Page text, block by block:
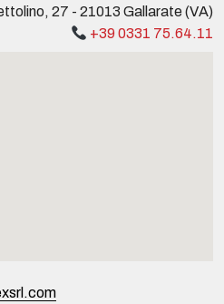
27 - 21013 Gallarate (VA)
+39 0331 75.64.11